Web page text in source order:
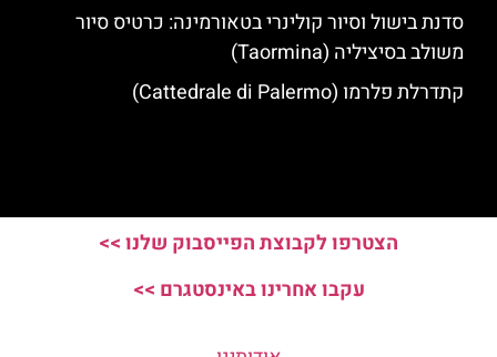
סדנת בישול וסיור קולינרי בטאורמינה: כרטיס סיור
משולב בסיציליה (Taormina)
קתדרלת פלרמו (Cattedrale di Palermo)
הצטרפו לקבוצת הפייסבוק שלנו >>
עקבו אחרינו באינסטגרם >>